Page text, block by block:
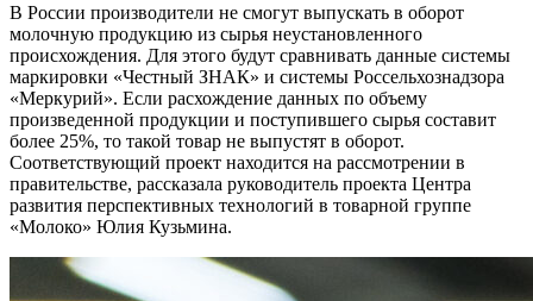
В России производители не смогут выпускать в оборот
молочную продукцию из сырья неустановленного
происхождения. Для этого будут сравнивать данные системы
маркировки «Честный ЗНАК» и системы Россельхознадзора
«Меркурий». Если расхождение данных по объему
произведенной продукции и поступившего сырья составит
более 25%, то такой товар не выпустят в оборот.
Соответствующий проект находится на рассмотрении в
правительстве, рассказала руководитель проекта Центра
развития перспективных технологий в товарной группе
«Молоко» Юлия Кузьмина.